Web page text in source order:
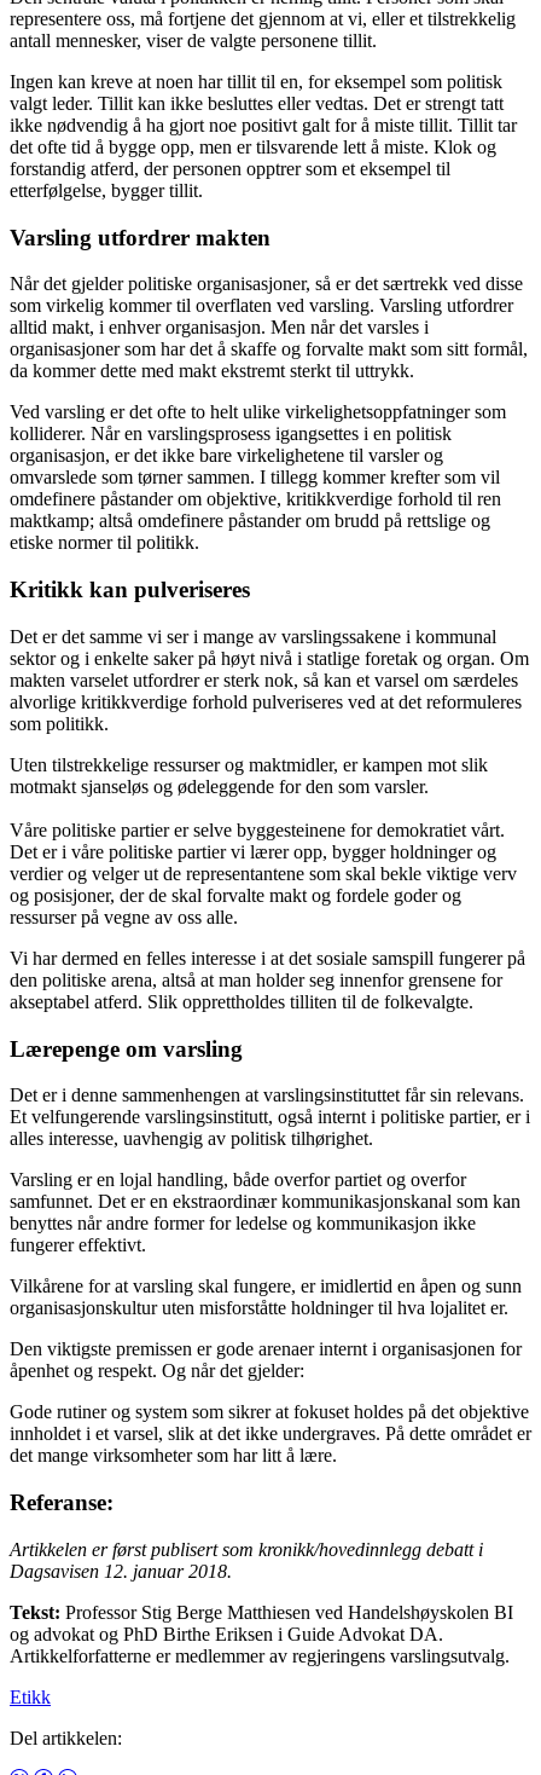
representere oss, må fortjene det gjennom at vi, eller et tilstrekkelig
antall mennesker, viser de valgte personene tillit.
Ingen kan kreve at noen har tillit til en, for eksempel som politisk
valgt leder. Tillit kan ikke besluttes eller vedtas. Det er strengt tatt
ikke nødvendig å ha gjort noe positivt galt for å miste tillit. Tillit tar
det ofte tid å bygge opp, men er tilsvarende lett å miste. Klok og
forstandig atferd, der personen opptrer som et eksempel til
etterfølgelse, bygger tillit.
Varsling utfordrer makten
Når det gjelder politiske organisasjoner, så er det særtrekk ved disse
som virkelig kommer til overflaten ved varsling. Varsling utfordrer
alltid makt, i enhver organisasjon. Men når det varsles i
organisasjoner som har det å skaffe og forvalte makt som sitt formål,
da kommer dette med makt ekstremt sterkt til uttrykk.
Ved varsling er det ofte to helt ulike virkelighetsoppfatninger som
kolliderer. Når en varslingsprosess igangsettes i en politisk
organisasjon, er det ikke bare virkelighetene til varsler og
omvarslede som tørner sammen. I tillegg kommer krefter som vil
omdefinere påstander om objektive, kritikkverdige forhold til ren
maktkamp; altså omdefinere påstander om brudd på rettslige og
etiske normer til politikk.
Kritikk kan pulveriseres
Det er det samme vi ser i mange av varslingssakene i kommunal
sektor og i enkelte saker på høyt nivå i statlige foretak og organ. Om
makten varselet utfordrer er sterk nok, så kan et varsel om særdeles
alvorlige kritikkverdige forhold pulveriseres ved at det reformuleres
som politikk.
Uten tilstrekkelige ressurser og maktmidler, er kampen mot slik
motmakt sjanseløs og ødeleggende for den som varsler.
Våre politiske partier er selve byggesteinene for demokratiet vårt.
Det er i våre politiske partier vi lærer opp, bygger holdninger og
verdier og velger ut de representantene som skal bekle viktige verv
og posisjoner, der de skal forvalte makt og fordele goder og
ressurser på vegne av oss alle.
Vi har dermed en felles interesse i at det sosiale samspill fungerer på
den politiske arena, altså at man holder seg innenfor grensene for
akseptabel atferd. Slik opprettholdes tilliten til de folkevalgte.
Lærepenge om varsling
Det er i denne sammenhengen at varslingsinstituttet får sin relevans.
Et velfungerende varslingsinstitutt, også internt i politiske partier, er i
alles interesse, uavhengig av politisk tilhørighet.
Varsling er en lojal handling, både overfor partiet og overfor
samfunnet. Det er en ekstraordinær kommunikasjonskanal som kan
benyttes når andre former for ledelse og kommunikasjon ikke
fungerer effektivt.
Vilkårene for at varsling skal fungere, er imidlertid en åpen og sunn
organisasjonskultur uten misforståtte holdninger til hva lojalitet er.
Den viktigste premissen er gode arenaer internt i organisasjonen for
åpenhet og respekt. Og når det gjelder:
Gode rutiner og system som sikrer at fokuset holdes på det objektive
innholdet i et varsel, slik at det ikke undergraves. På dette området er
det mange virksomheter som har litt å lære.
Referanse:
Artikkelen er først publisert som kronikk/hovedinnlegg debatt i
Dagsavisen 12. januar 2018.
Tekst: Professor Stig Berge Matthiesen ved Handelshøyskolen BI
og advokat og PhD Birthe Eriksen i Guide Advokat DA.
Artikkelforfatterne er medlemmer av regjeringens varslingsutvalg.
Etikk
Del artikkelen: